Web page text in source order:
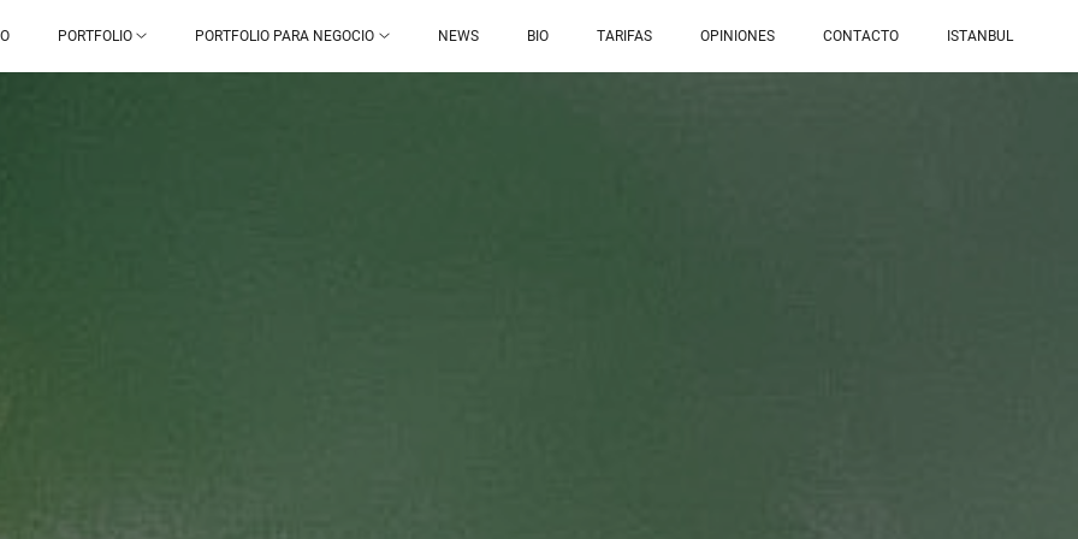
PORTFOLIO PORTFOLIO PARA NEGOCIO NEWS BIO TARIFAS OPINIONES CONTACTO ISTANBUL